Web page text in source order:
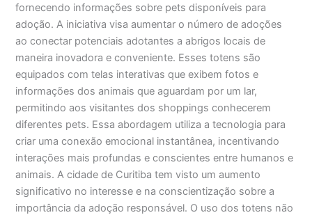
fornecendo informações sobre pets disponíveis para
adoção. A iniciativa visa aumentar o número de adoções
ao conectar potenciais adotantes a abrigos locais de
maneira inovadora e conveniente. Esses totens são
equipados com telas interativas que exibem fotos e
informações dos animais que aguardam por um lar,
permitindo aos visitantes dos shoppings conhecerem
diferentes pets. Essa abordagem utiliza a tecnologia para
criar uma conexão emocional instantânea, incentivando
interações mais profundas e conscientes entre humanos e
animais. A cidade de Curitiba tem visto um aumento
significativo no interesse e na conscientização sobre a
importância da adoção responsável. O uso dos totens não